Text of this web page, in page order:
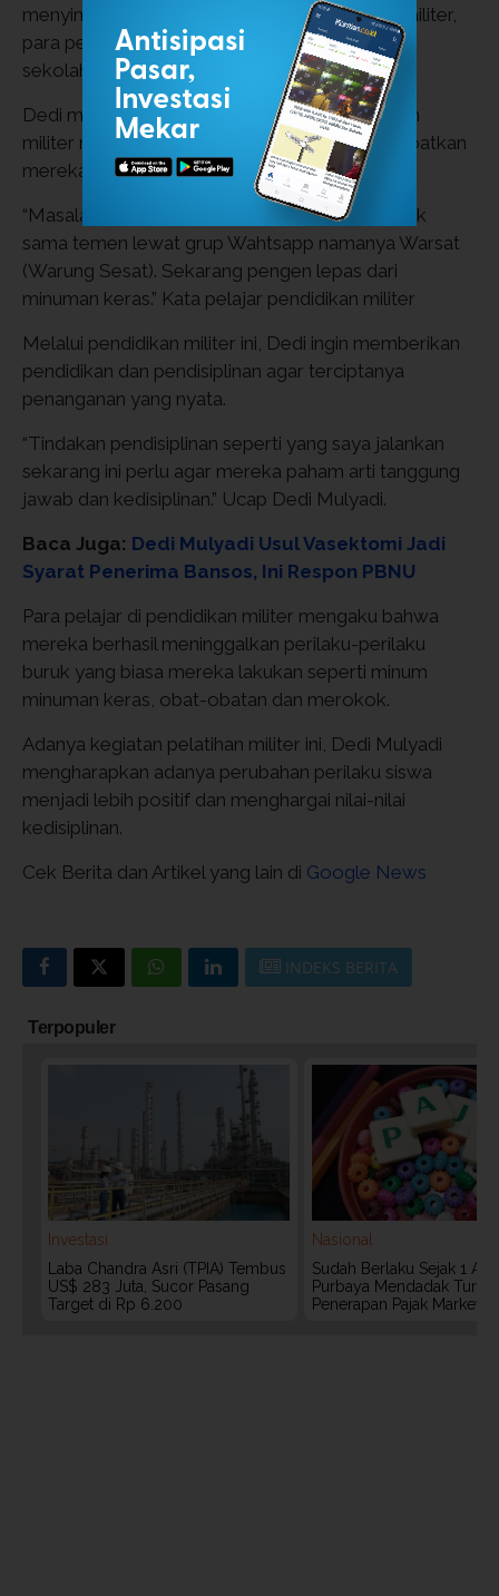
menyimpang. Selama melakukan pendidikan militer,
para pelajar tak menjalani pendidikan formal di
sekolah.
Dedi menanyakan beberapa pelajar pendidikan
militer mengenai permasalahan yang mengakibatkan
mereka masuk ke pendidikan miltier tersebut.
“Masalahnya suka minum minuman keras. Diajak
sama temen lewat grup Wahtsapp namanya Warsat
(Warung Sesat). Sekarang pengen lepas dari
minuman keras.” Kata pelajar pendidikan militer
Melalui pendidikan militer ini, Dedi ingin memberikan
pendidikan dan pendisiplinan agar terciptanya
penanganan yang nyata.
“Tindakan pendisiplinan seperti yang saya jalankan
sekarang ini perlu agar mereka paham arti tanggung
jawab dan kedisiplinan.” Ucap Dedi Mulyadi.
Baca Juga: Dedi Mulyadi Usul Vasektomi Jadi
Syarat Penerima Bansos, Ini Respon PBNU
Para pelajar di pendidikan militer mengaku bahwa
mereka berhasil meninggalkan perilaku-perilaku
buruk yang biasa mereka lakukan seperti minum
minuman keras, obat-obatan dan merokok.
Adanya kegiatan pelatihan militer ini, Dedi Mulyadi
mengharapkan adanya perubahan perilaku siswa
menjadi lebih positif dan menghargai nilai-nilai
kedisiplinan.
Cek Berita dan Artikel yang lain di Google News
INDEKS BERITA
Terpopuler
Investasi
Laba Chandra Asri (TPIA) Tembus
US$ 283 Juta, Sucor Pasang
Target di Rp 6.200
Nasional
Sudah Berlaku Sejak 1
Purbaya Mendadak Tunda
Penerapan Pajak